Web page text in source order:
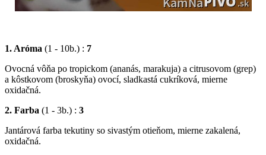
1. Aróma (1 - 10b.) : 7
Ovocná vôňa po tropickom (ananás, marakuja) a citrusovom (grep)
a kôstkovom (broskyňa) ovocí, sladkastá cukríková, mierne
oxidačná.
2. Farba (1 - 3b.) : 3
Jantárová farba tekutiny so sivastým otieňom, mierne zakalená,
oxidačná.